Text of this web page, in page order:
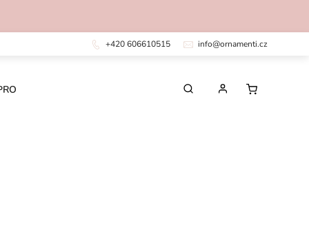
+420 606610515 info@ornamenti.cz
DĚTI CHIRURGICKÁ OCEL